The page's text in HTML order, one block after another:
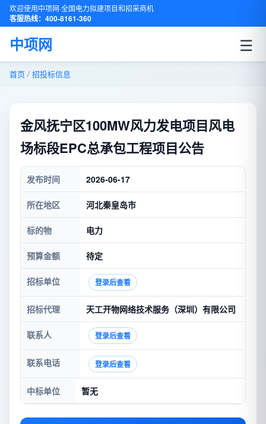
欢迎使用中项网·全国电力拟建项目和招采商机
客服热线：400-8161-360
中项网 ☰
首页 / 招投标信息
金风抚宁区100MW风力发电项目风电
场标段EPC总承包工程项目公告
发布时间 2026-06-17
所在地区 河北秦皇岛市
标的物 电力
预算金额 待定
招标单位 登录后查看
招标代理 天工开物网络技术服务（深圳）有限公司
联系人 登录后查看
联系电话 登录后查看
中标单位 暂无